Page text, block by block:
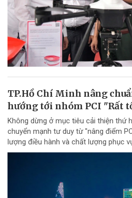
TP.Hồ Chí Minh nâng
hướng tới nhóm PCI "Rất
Không dừng ở mục tiêu cải thiện thứ
chuyển mạnh tư duy từ "nâng điểm
lượng điều hành và chất lượng phục